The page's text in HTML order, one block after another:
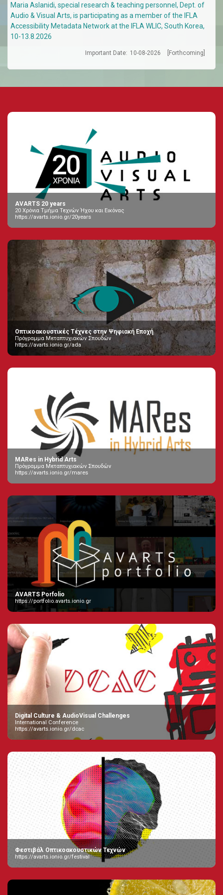
Maria Aslanidi, special research & teaching personnel, Dept. of
Audio & Visual Arts, is participating as a member of the IFLA
Accessibility Metadata Network at the IFLA WLIC, South Korea,
10-13.8.2026
Important Date: 10-08-2026 [Forthcoming]
AVARTS 20 years
20 Χρόνια Τμήμα Τεχνών Ήχου και Εικόνας
https://avarts.ionio.gr/20years
Οπτικοακουστικές Τέχνες στην Ψηφιακή Εποχή
Πρόγραμμα Μεταπτυχιακών Σπουδών
https://avarts.ionio.gr/ada
MARes in Hybrid Arts
Πρόγραμμα Μεταπτυχιακών Σπουδών
https://avarts.ionio.gr/mares
AVARTS Porfolio
https://portfolio.avarts.ionio.gr
Digital Culture & AudioVisual Challenges
International Conference
https://avarts.ionio.gr/dcac
Φεστιβάλ Οπτικοακουστικών Τεχνών
https://avarts.ionio.gr/festival